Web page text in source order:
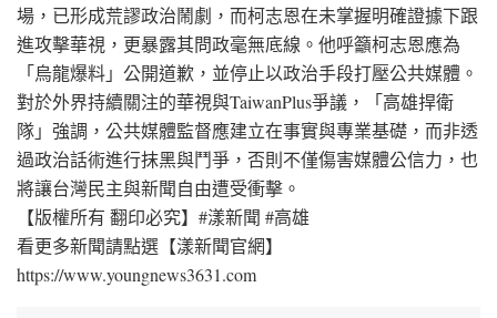
場，已形成荒謬政治鬧劇，而柯志恩在未掌握明確證據下跟
進攻擊華視，更暴露其問政毫無底線。他呼籲柯志恩應為
「烏龍爆料」公開道歉，並停止以政治手段打壓公共媒體。
對於外界持續關注的華視與TaiwanPlus爭議，「高雄捍衛
隊」強調，公共媒體監督應建立在事實與專業基礎，而非透
過政治話術進行抹黑與鬥爭，否則不僅傷害媒體公信力，也
將讓台灣民主與新聞自由遭受衝擊。
【版權所有 翻印必究】#漾新聞 #高雄
看更多新聞請點選【漾新聞官網】
https://www.youngnews3631.com⁠